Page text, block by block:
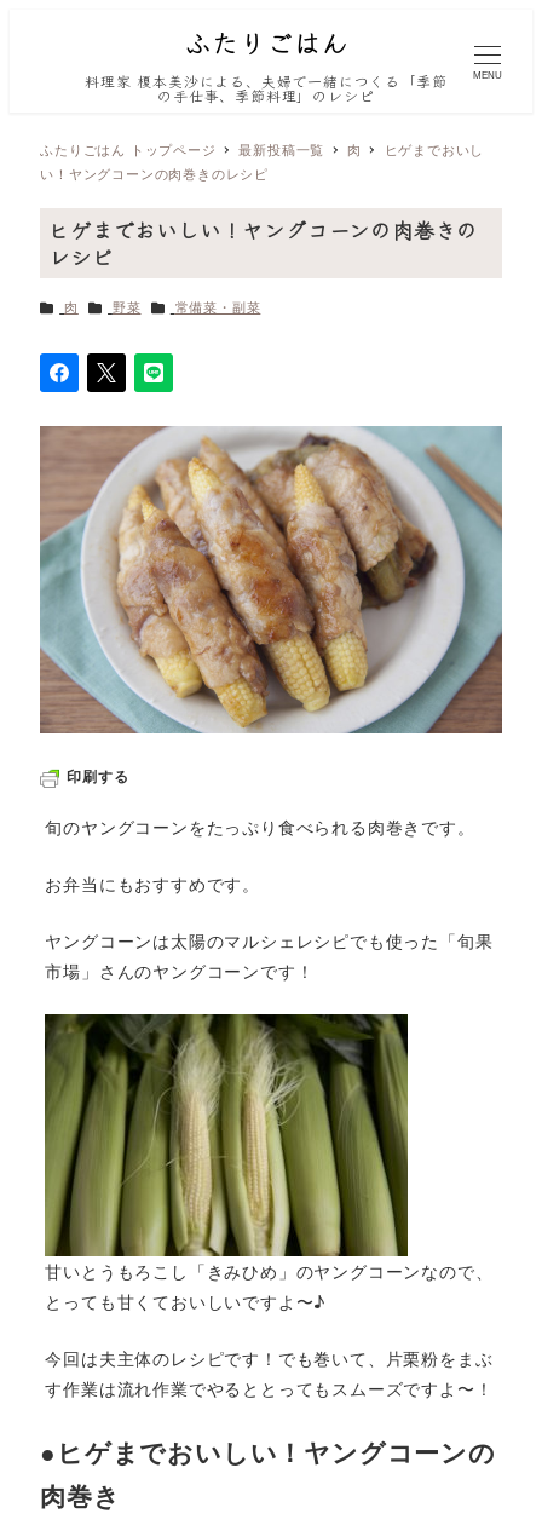
料理家 榎本美沙による、夫婦で一緒につくる「季節
の手仕事、季節料理」のレシピ
MENU
ふたりごはん トップページ 最新投稿一覧 肉
ヒゲまでおいし
い！ヤングコーンの肉巻きのレシピ
ヒゲまでおいしい！ヤングコーンの肉巻きの
レシピ
カテゴリー
肉 カテゴリー
野菜 カテゴリー
常備菜・副菜
印刷する
旬のヤングコーンをたっぷり食べられる肉巻きです。
お弁当にもおすすめです。
ヤングコーンは太陽のマルシェレシピでも使った「旬果
市場」さんのヤングコーンです！
甘いとうもろこし「きみひめ」のヤングコーンなので、
とっても甘くておいしいですよ〜♪
今回は夫主体のレシピです！でも巻いて、片栗粉をまぶ
す作業は流れ作業でやるととってもスムーズですよ〜！
●ヒゲまでおいしい！ヤングコーンの
肉巻き